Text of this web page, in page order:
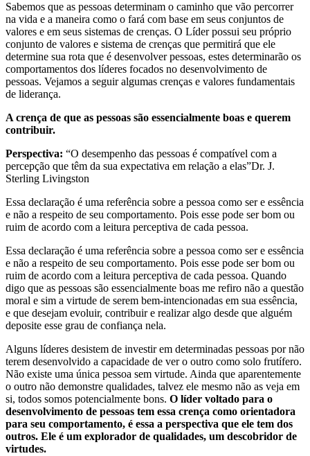
Sabemos que as pessoas determinam o caminho que vão percorrer
na vida e a maneira como o fará com base em seus conjuntos de
valores e em seus sistemas de crenças. O Líder possui seu próprio
conjunto de valores e sistema de crenças que permitirá que ele
determine sua rota que é desenvolver pessoas, estes determinarão os
comportamentos dos líderes focados no desenvolvimento de
pessoas. Vejamos a seguir algumas crenças e valores fundamentais
de liderança.
A crença de que as pessoas são essencialmente boas e querem
contribuir.
Perspectiva: “O desempenho das pessoas é compatível com a
percepção que têm da sua expectativa em relação a elas”Dr. J.
Sterling Livingston
Essa declaração é uma referência sobre a pessoa como ser e essência
e não a respeito de seu comportamento. Pois esse pode ser bom ou
ruim de acordo com a leitura perceptiva de cada pessoa.
Essa declaração é uma referência sobre a pessoa como ser e essência
e não a respeito de seu comportamento. Pois esse pode ser bom ou
ruim de acordo com a leitura perceptiva de cada pessoa. Quando
digo que as pessoas são essencialmente boas me refiro não a questão
moral e sim a virtude de serem bem-intencionadas em sua essência,
e que desejam evoluir, contribuir e realizar algo desde que alguém
deposite esse grau de confiança nela.
Alguns líderes desistem de investir em determinadas pessoas por não
terem desenvolvido a capacidade de ver o outro como solo frutífero.
Não existe uma única pessoa sem virtude. Ainda que aparentemente
o outro não demonstre qualidades, talvez ele mesmo não as veja em
si, todos somos potencialmente bons. O líder voltado para o
desenvolvimento de pessoas tem essa crença como orientadora
para seu comportamento, é essa a perspectiva que ele tem dos
outros. Ele é um explorador de qualidades, um descobridor de
virtudes.